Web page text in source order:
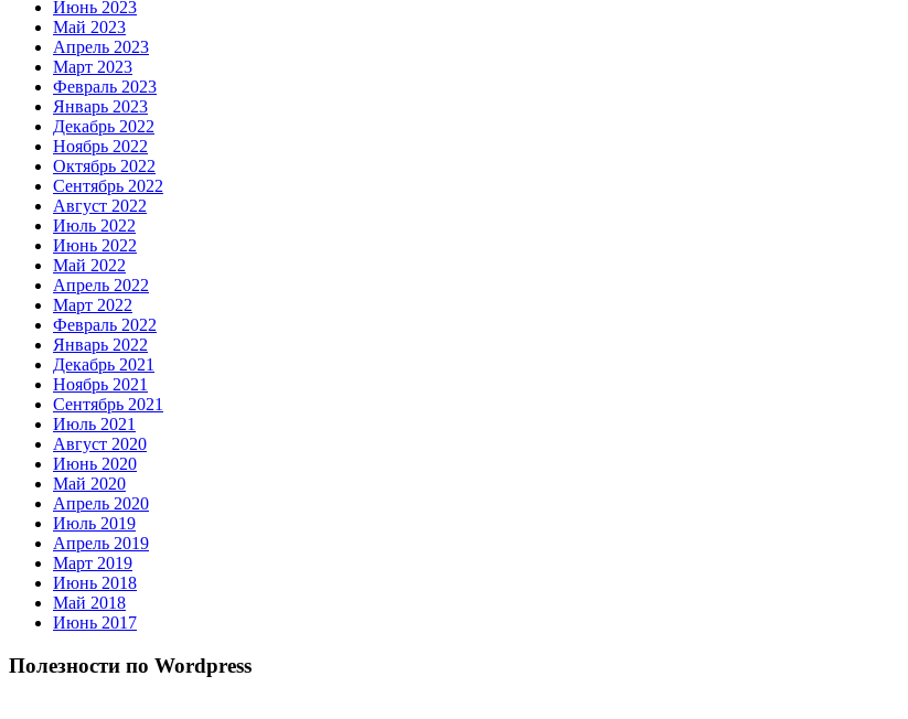
Июнь 2023
Май 2023
Апрель 2023
Март 2023
Февраль 2023
Январь 2023
Декабрь 2022
Ноябрь 2022
Октябрь 2022
Сентябрь 2022
Август 2022
Июль 2022
Июнь 2022
Май 2022
Апрель 2022
Март 2022
Февраль 2022
Январь 2022
Декабрь 2021
Ноябрь 2021
Сентябрь 2021
Июль 2021
Август 2020
Июнь 2020
Май 2020
Апрель 2020
Июль 2019
Апрель 2019
Март 2019
Июнь 2018
Май 2018
Июнь 2017
Полезности по Wordpress